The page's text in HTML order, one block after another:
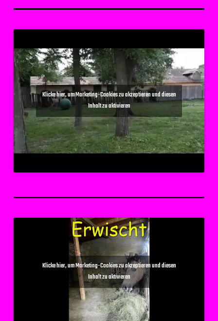
Klicke hier, um Marketing-Cookies zu akzeptieren und diesen
Inhalt zu aktivieren
Klicke hier, um Marketing-Cookies zu akzeptieren und diesen
Inhalt zu aktivieren